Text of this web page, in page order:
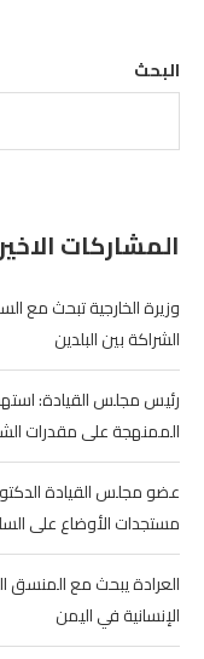
البحث
المشاركات
وزيرة الخارجية تبحث مع
الشراكة بين البلدين
رئيس مجلس القيادة:
الممنهجة على مقدرات
عضو مجلس القيادة
مستجدات الأوضاع على
العرادة يبحث مع المنسق
الإنسانية في اليمن